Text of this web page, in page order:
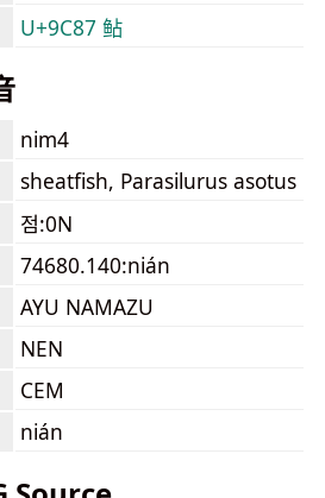
U+9C87 鲇
nim4
sheatfish, Parasilurus asotus
점:0N
74680.140:nián
AYU NAMAZU
NEN
CEM
nián